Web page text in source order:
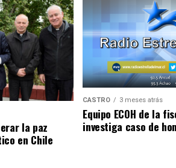
la paz
en Chile
CASTRO 3 meses atrás
Equipo ECOH de la
investiga caso de